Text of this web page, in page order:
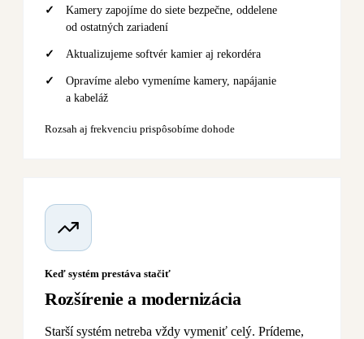
Kamery zapojíme do siete bezpečne, oddelene
od ostatných zariadení
Aktualizujeme softvér kamier aj rekordéra
Opravíme alebo vymeníme kamery, napájanie
a kabeláž
Rozsah aj frekvenciu prispôsobíme dohode
Keď systém prestáva stačiť
Rozšírenie a modernizácia
Starší systém netreba vždy vymeniť celý. Prídeme,